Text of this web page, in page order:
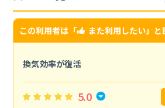
この利用者は「 また利用したい」と
換気効率が復活
5.0